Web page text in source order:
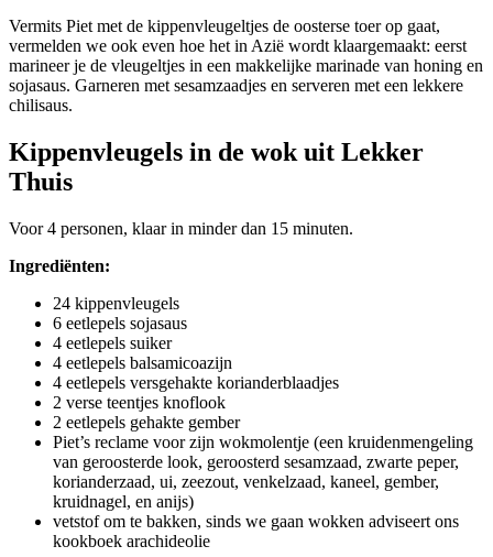
Vermits Piet met de kippenvleugeltjes de oosterse toer op gaat,
vermelden we ook even hoe het in Azië wordt klaargemaakt: eerst
marineer je de vleugeltjes in een makkelijke marinade van honing en
sojasaus. Garneren met sesamzaadjes en serveren met een lekkere
chilisaus.
Kippenvleugels in de wok uit Lekker
Thuis
Voor 4 personen, klaar in minder dan 15 minuten.
Ingrediënten:
24 kippenvleugels
6 eetlepels sojasaus
4 eetlepels suiker
4 eetlepels balsamicoazijn
4 eetlepels versgehakte korianderblaadjes
2 verse teentjes knoflook
2 eetlepels gehakte gember
Piet’s reclame voor zijn wokmolentje (een kruidenmengeling
van geroosterde look, geroosterd sesamzaad, zwarte peper,
korianderzaad, ui, zeezout, venkelzaad, kaneel, gember,
kruidnagel, en anijs)
vetstof om te bakken, sinds we gaan wokken adviseert ons
kookboek arachideolie